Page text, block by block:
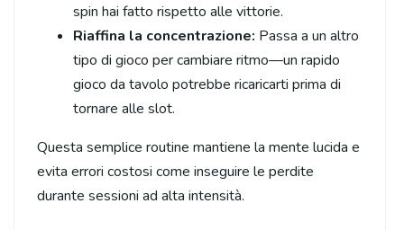
spin hai fatto rispetto alle vittorie.
Riaffina la concentrazione: Passa a un altro
tipo di gioco per cambiare ritmo—un rapido
gioco da tavolo potrebbe ricaricarti prima di
tornare alle slot.
Questa semplice routine mantiene la mente lucida e
evita errori costosi come inseguire le perdite
durante sessioni ad alta intensità.